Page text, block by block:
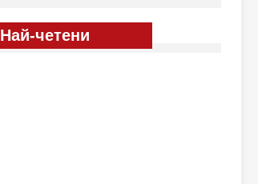
Най-четени